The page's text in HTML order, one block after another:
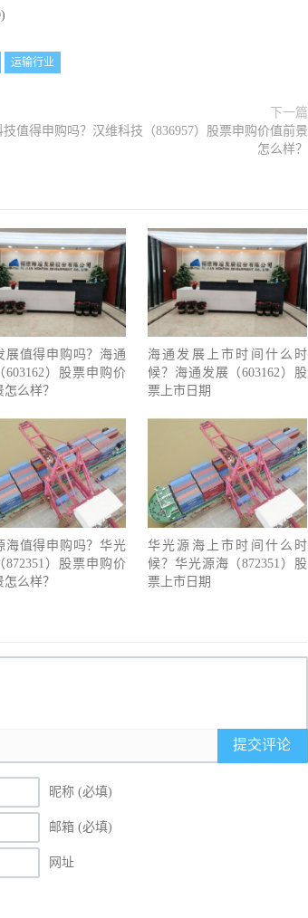
)
运输行业
下一篇
技值得申购吗？汉维科技（836957）股票申购价值前景
怎么样？
展值得申购吗？海通
603162）股票申购价
么样？
海通发展上市时间什么时
候？海通发展（603162）股
票上市日期
海值得申购吗？华光
872351）股票申购价
么样？
华光源海上市时间什么时
候？华光源海（872351）股
票上市日期
提交评论
昵称 (必填)
邮箱 (必填)
网址